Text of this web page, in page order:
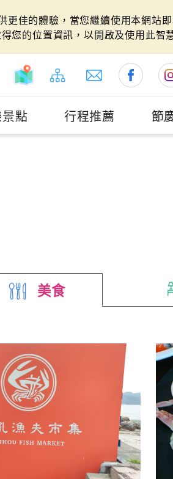
佳的體驗，當您繼續使用本網站
您的位置資訊，以開啟及使用此智
點 行程推薦 節
美食